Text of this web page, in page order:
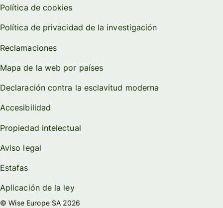
Política de cookies
Política de privacidad de la investigación
Reclamaciones
Mapa de la web por países
Declaración contra la esclavitud moderna
Accesibilidad
Propiedad intelectual
Aviso legal
Estafas
Aplicación de la ley
© Wise Europe SA 2026